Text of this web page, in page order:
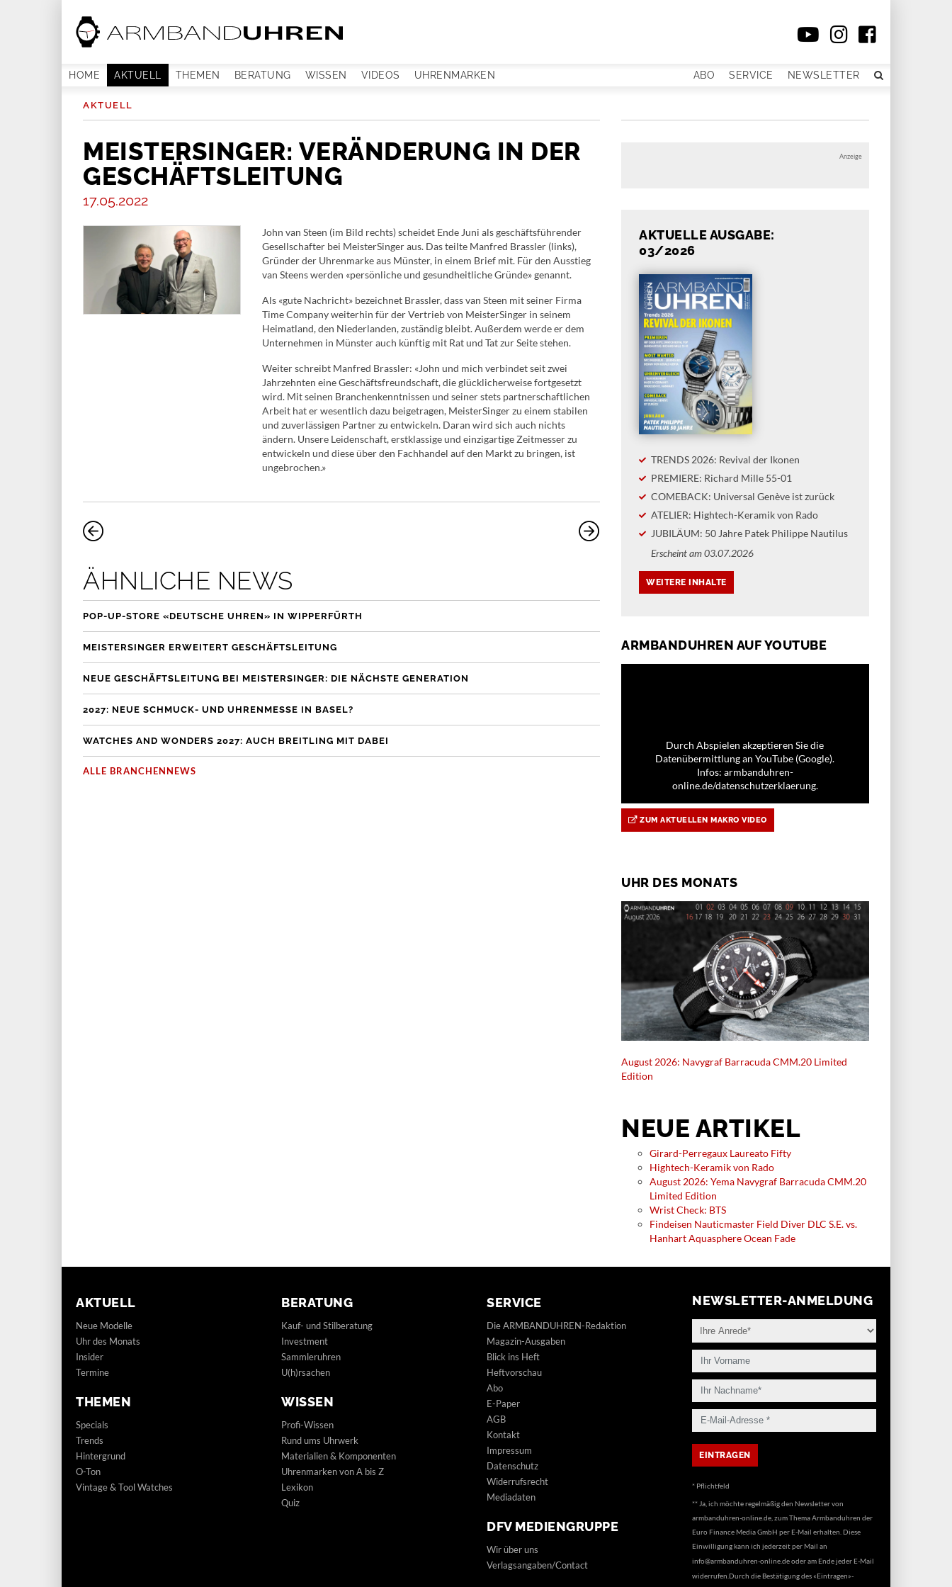
HOME AKTUELL THEMEN BERATUNG WISSEN VIDEOS UHRENMARKEN ABO SERVICE NEWSLETTER
AKTUELL
MEISTERSINGER: VERÄNDERUNG IN DER
GESCHÄFTSLEITUNG
17.05.2022
John van Steen (im Bild rechts) scheidet Ende Juni als geschäftsführender
Gesellschafter bei MeisterSinger aus. Das teilte Manfred Brassler (links),
Gründer der Uhrenmarke aus Münster, in einem Brief mit. Für den Ausstieg
van Steens werden «persönliche und gesundheitliche Gründe» genannt.
Als «gute Nachricht» bezeichnet Brassler, dass van Steen mit seiner Firma
Time Company weiterhin für der Vertrieb von MeisterSinger in seinem
Heimatland, den Niederlanden, zuständig bleibt. Außerdem werde er dem
Unternehmen in Münster auch künftig mit Rat und Tat zur Seite stehen.
Weiter schreibt Manfred Brassler: «John und mich verbindet seit zwei
Jahrzehnten eine Geschäftsfreundschaft, die glücklicherweise fortgesetzt
wird. Mit seinen Branchenkenntnissen und seiner stets partnerschaftlichen
Arbeit hat er wesentlich dazu beigetragen, MeisterSinger zu einem stabilen
und zuverlässigen Partner zu entwickeln. Daran wird sich auch nichts
ändern. Unsere Leidenschaft, erstklassige und einzigartige Zeitmesser zu
entwickeln und diese über den Fachhandel auf den Markt zu bringen, ist
ungebrochen.»
ÄHNLICHE NEWS
POP-UP-STORE «DEUTSCHE UHREN» IN WIPPERFÜRTH
MEISTERSINGER ERWEITERT GESCHÄFTSLEITUNG
NEUE GESCHÄFTSLEITUNG BEI MEISTERSINGER: DIE NÄCHSTE GENERATION
2027: NEUE SCHMUCK- UND UHRENMESSE IN BASEL?
WATCHES AND WONDERS 2027: AUCH BREITLING MIT DABEI
ALLE BRANCHENNEWS
Anzeige
AKTUELLE AUSGABE:
03/2026
TRENDS 2026: Revival der Ikonen
PREMIERE: Richard Mille 55-01
COMEBACK: Universal Genève ist zurück
ATELIER: Hightech-Keramik von Rado
JUBILÄUM: 50 Jahre Patek Philippe Nautilus
Erscheint am 03.07.2026
ARMBANDUHREN AUF YOUTUBE
Durch Abspielen akzeptieren Sie die
Datenübermittlung an YouTube (Google).
Infos: armbanduhren-
online.de/datenschutzerklaerung.
ZUM AKTUELLEN MAKRO VIDEO
UHR DES MONATS
August 2026: Navygraf Barracuda CMM.20 Limited
Edition
NEUE ARTIKEL
Girard-Perregaux Laureato Fifty
Hightech-Keramik von Rado
August 2026: Yema Navygraf Barracuda CMM.20
Limited Edition
Wrist Check: BTS
Findeisen Nauticmaster Field Diver DLC S.E. vs.
Hanhart Aquasphere Ocean Fade
AKTUELL
Neue Modelle
Uhr des Monats
Insider
Termine
THEMEN
Specials
Trends
Hintergrund
O-Ton
Vintage & Tool Watches
BERATUNG
Kauf- und Stilberatung
Investment
Sammleruhren
U(h)rsachen
WISSEN
Profi-Wissen
Rund ums Uhrwerk
Materialien & Komponenten
Uhrenmarken von A bis Z
Lexikon
Quiz
SERVICE
Die ARMBANDUHREN-Redaktion
Magazin-Ausgaben
Blick ins Heft
Heftvorschau
Abo
E-Paper
AGB
Kontakt
Impressum
Datenschutz
Widerrufsrecht
Mediadaten
DFV MEDIENGRUPPE
Wir über uns
Verlagsangaben/Contact
NEWSLETTER-ANMELDUNG
* Pflichtfeld
** Ja, ich möchte regelmäßig den Newsletter von
armbanduhren-online.de, zum Thema Armbanduhren der
Euro Finance Media GmbH per E-Mail erhalten. Diese
Einwilligung kann ich jederzeit per Mail an
info@armbanduhren-online.deoder am Ende jeder E-Mail
widerrufen.Durch die Bestätigung des «Eintragen»-